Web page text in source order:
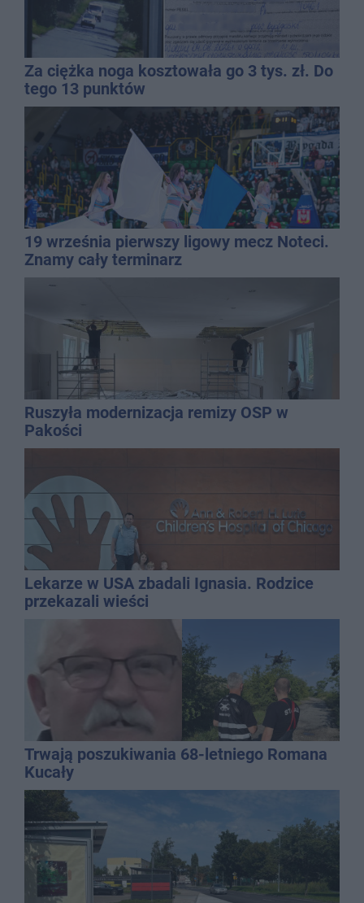
Za ciężka noga kosztowała go 3 tys. zł. Do
tego 13 punktów
19 września pierwszy ligowy mecz Noteci.
Znamy cały terminarz
Ruszyła modernizacja remizy OSP w
Pakości
Lekarze w USA zbadali Ignasia. Rodzice
przekazali wieści
Trwają poszukiwania 68-letniego Romana
Kucały